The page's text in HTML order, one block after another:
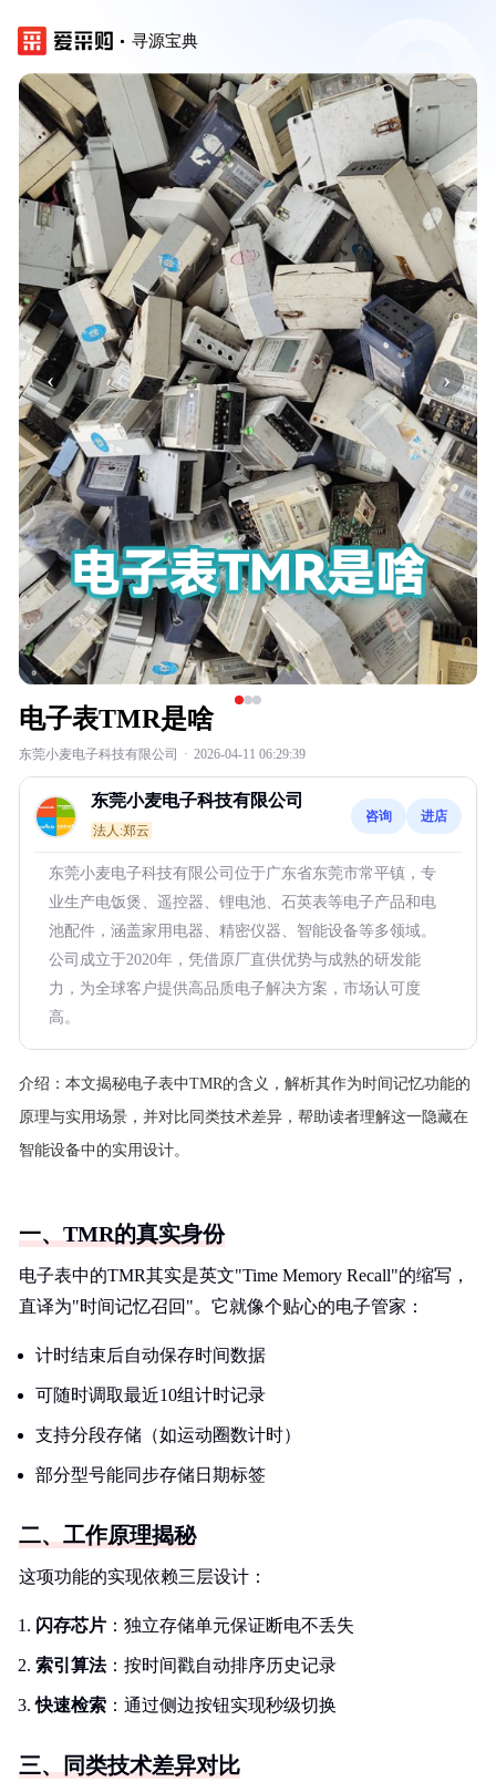
寻源宝典
‹ ›
电子表TMR是啥
东莞小麦电子科技有限公司 · 2026-04-11 06:29:39
东莞小麦电子科技有限公司
法人:郑云
咨询 进店
东莞小麦电子科技有限公司位于广东省东莞市常平镇，专
业生产电饭煲、遥控器、锂电池、石英表等电子产品和电
池配件，涵盖家用电器、精密仪器、智能设备等多领域。
公司成立于2020年，凭借原厂直供优势与成熟的研发能
力，为全球客户提供高品质电子解决方案，市场认可度
高。
介绍： 本文揭秘电子表中TMR的含义，解析其作为时间记忆功能的
原理与实用场景，并对比同类技术差异，帮助读者理解这一隐藏在
智能设备中的实用设计。
一、TMR的真实身份
电子表中的TMR其实是英文"Time Memory Recall"的缩写，
直译为"时间记忆召回"。它就像个贴心的电子管家：
计时结束后自动保存时间数据
可随时调取最近10组计时记录
支持分段存储（如运动圈数计时）
部分型号能同步存储日期标签
二、工作原理揭秘
这项功能的实现依赖三层设计：
闪存芯片 ：独立存储单元保证断电不丢失
索引算法：按时间戳自动排序历史记录
快速检索 ：通过侧边按钮实现秒级切换
三、同类技术差异对比